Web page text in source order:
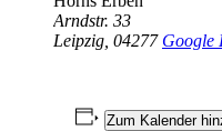
Arndstr. 33
Leipzig 04277 Google
Zum Kalender